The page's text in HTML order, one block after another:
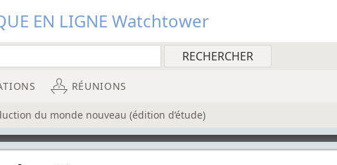
EN LIGNE Watchtower
RÉUNIONS
du monde nouveau (édition d’étude)